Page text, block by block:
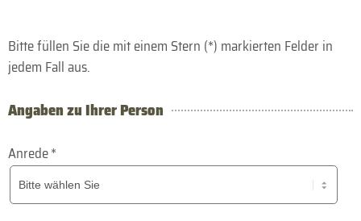
Bitte füllen Sie die mit einem Stern (*) markierten Felder in
jedem Fall aus.
Angaben zu Ihrer Person
Anrede*